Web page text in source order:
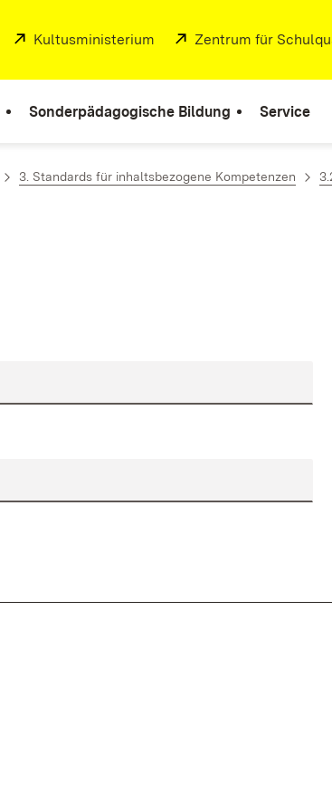
Extern:
Kultusministerium (Öffnet in neuem Fenster)
Extern:
Zentrum für
Sonderpädagogische Bildung Service
3. Standards für inhaltsbezogene Kompetenzen